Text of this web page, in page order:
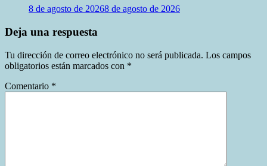
8 de agosto de 20268 de agosto de 2026
Deja una respuesta
Tu dirección de correo electrónico no será publicada. Los campos
obligatorios están marcados con *
Comentario *